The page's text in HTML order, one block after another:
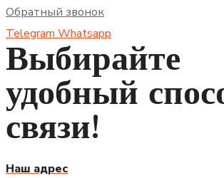
Обратный звонок
Telegram Whatsapp
Выбирайте
удобный
связи!
Наш адрес